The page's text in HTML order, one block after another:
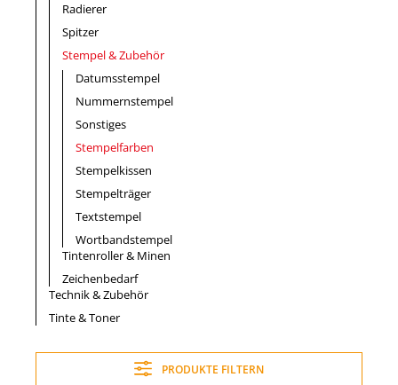
Radierer
Spitzer
Stempel & Zubehör
Datumsstempel
Nummernstempel
Sonstiges
Stempelfarben
Stempelkissen
Stempelträger
Textstempel
Wortbandstempel
Tintenroller & Minen
Zeichenbedarf
Technik & Zubehör
Tinte & Toner
PRODUKTE FILTERN